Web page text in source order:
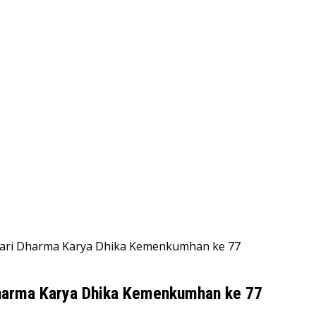
Dharma Karya Dhika Kemenkumhan ke 77
Karya Dhika Kemenkumhan ke 77